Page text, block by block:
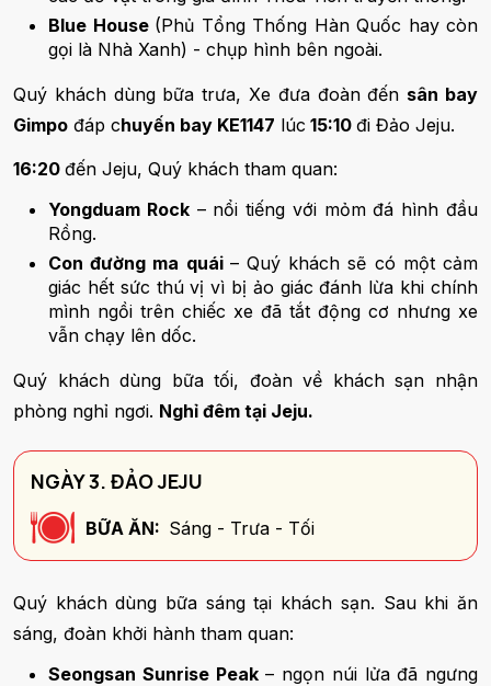
Blue House (Phủ Tổng Thống Hàn Quốc hay còn
gọi là Nhà Xanh) - chụp hình bên ngoài.
Quý khách dùng bữa trưa, Xe đưa đoàn đến sân bay
Gimpo đáp chuyến bay KE1147 lúc 15:10 đi Đảo Jeju.
16:20 đến Jeju, Quý khách tham quan:
Yongduam Rock– nổi tiếng với mỏm đá hình đầu
Rồng.
Con đường ma quái – Quý khách sẽ có một cảm
giác hết sức thú vị vì bị ảo giác đánh lừa khi chính
mình ngồi trên chiếc xe đã tắt động cơ nhưng xe
vẫn chạy lên dốc.
Quý khách dùng bữa tối, đoàn về khách sạn nhận
phòng nghỉ ngơi. Nghỉ đêm tại Jeju.
NGÀY 3. ĐẢO JEJU
BỮA ĂN: Sáng - Trưa - Tối
Quý khách dùng bữa sáng tại khách sạn. Sau khi ăn
sáng, đoàn khởi hành tham quan:
Seongsan Sunrise Peak– ngọn núi lửa đã ngưng